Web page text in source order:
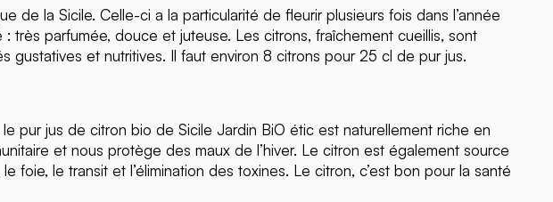
de la Sicile. Celle-ci a la particularité de fleurir plusieurs fois dans l’année
très parfumée, douce et juteuse. Les citrons, fraîchement cueillis, sont
gustatives et nutritives. Il faut environ 8 citrons pour 25 cl de pur jus.
pur jus de citron bio de Sicile Jardin BiO étic est naturellement riche en
et nous protège des maux de l’hiver. Le citron est également source
foie, le transit et l’élimination des toxines. Le citron, c’est bon pour la santé